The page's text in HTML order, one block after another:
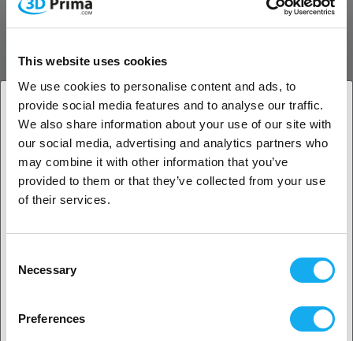
This website uses cookies
We use cookies to personalise content and ads, to
provide social media features and to analyse our traffic.
We also share information about your use of our site with
our social media, advertising and analytics partners who
may combine it with other information that you’ve
provided to them or that they’ve collected from your use
of their services.
Selection
Necessary
Preferences
1,75 mm od XYZprinting dla swojego pióra 3D. Wykonuj za jego
pomocą niesamowite i kolorowe rysunki 3D. Daj się ponieść swojej
Główne właściwości produktu:
Filament PLA 1,75 mm dla pióra DaVinci 3D
Rysowanie 3D z innymi 3D-Pens przy użyciu 1,75 mm PLA
6 możliwych różnych kolorów
Losowe kolory - może to oznaczać, że nie wszystkie 6
kolorów jest reprezentowanych w każdym pudełku.
Około 12 m długości każdego koloru
W sumie 216 g włókna
1. Jesteś klientem biznesowym, czy klientem
indywidualnym?